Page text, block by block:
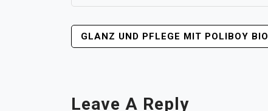
POST
NAVIGATION
GLANZ UND PFLEGE MIT POLIBOY BIO
Leave A Reply